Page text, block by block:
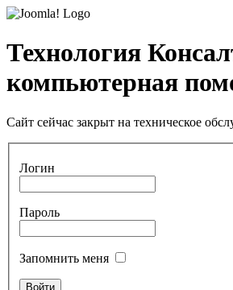
Технология
компьютерная
Сайт сейчас закрыт на техническое
Логин
Пароль
Запомнить меня